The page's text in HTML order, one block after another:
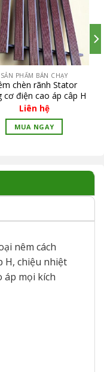
SẢN PHẨM BÁN CHẠY
chèn rãnh Stator
cơ điện cao áp câp H
Liên hệ
MUA NGAY
nêm cách
H, chiệu nhiệt
áp mọi kích